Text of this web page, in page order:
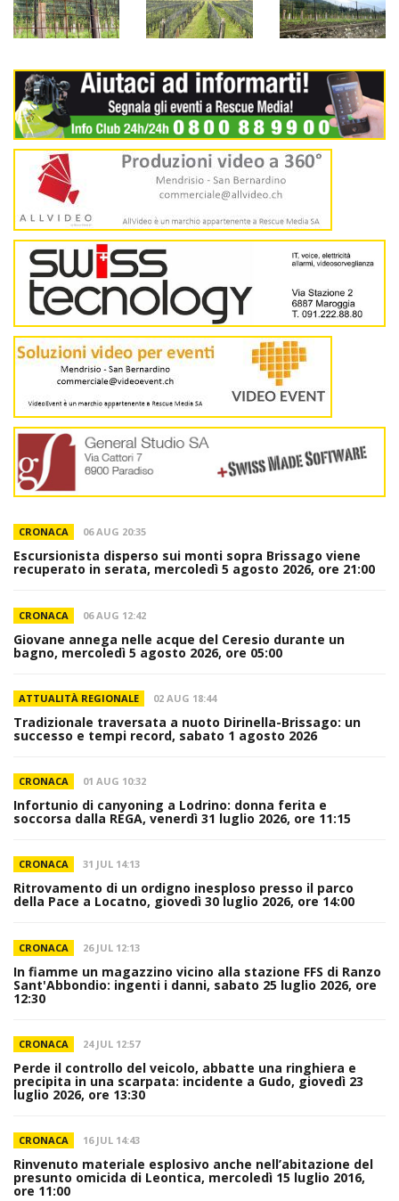
CRONACA 06 AUG 20:35
Escursionista disperso sui monti sopra Brissago viene
recuperato in serata, mercoledì 5 agosto 2026, ore 21:00
CRONACA 06 AUG 12:42
Giovane annega nelle acque del Ceresio durante un
bagno, mercoledì 5 agosto 2026, ore 05:00
ATTUALITÀ REGIONALE 02 AUG 18:44
Tradizionale traversata a nuoto Dirinella-Brissago: un
successo e tempi record, sabato 1 agosto 2026
CRONACA 01 AUG 10:32
Infortunio di canyoning a Lodrino: donna ferita e
soccorsa dalla REGA, venerdì 31 luglio 2026, ore 11:15
CRONACA 31 JUL 14:13
Ritrovamento di un ordigno inesploso presso il parco
della Pace a Locatno, giovedì 30 luglio 2026, ore 14:00
CRONACA 26 JUL 12:13
In fiamme un magazzino vicino alla stazione FFS di Ranzo
Sant'Abbondio: ingenti i danni, sabato 25 luglio 2026, ore
12:30
CRONACA 24 JUL 12:57
Perde il controllo del veicolo, abbatte una ringhiera e
precipita in una scarpata: incidente a Gudo, giovedì 23
luglio 2026, ore 13:30
CRONACA 16 JUL 14:43
Rinvenuto materiale esplosivo anche nell’abitazione del
presunto omicida di Leontica, mercoledì 15 luglio 2016,
ore 11:00